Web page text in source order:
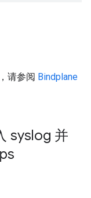
请参阅 Bindplane
syslog 并